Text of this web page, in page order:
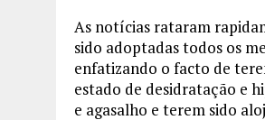
As notícias rataram
sido adoptadas todos os
enfatizando o facto de
estado de desidratação e
e agasalho e terem sido